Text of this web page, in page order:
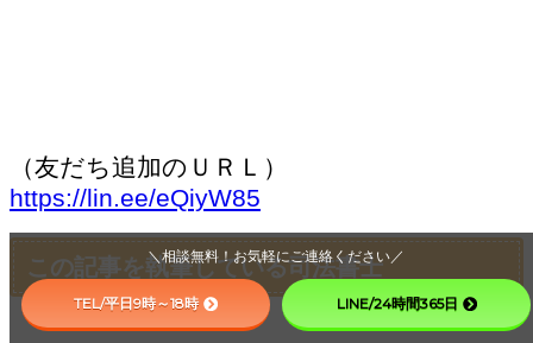
（友だち追加のＵＲＬ）
https://lin.ee/eQiyW85
この記事を執筆している司法書士
＼相談無料！お気軽にご連絡ください／
TEL/平日9時～18時 LINE/24時間365日